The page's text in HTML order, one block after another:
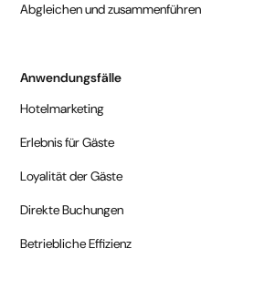
Abgleichen und zusammenführen
Anwendungsfälle
Hotelmarketing
Erlebnis für Gäste
Loyalität der Gäste
Direkte Buchungen
Betriebliche Effizienz